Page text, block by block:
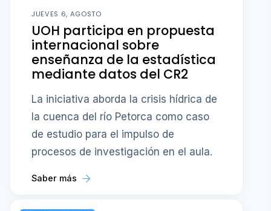
JUEVES 6, AGOSTO
UOH participa en propuesta
internacional sobre
enseñanza de la estadística
mediante datos del CR2
La iniciativa aborda la crisis hídrica de
la cuenca del río Petorca como caso
de estudio para el impulso de
procesos de investigación en el aula.
Saber más